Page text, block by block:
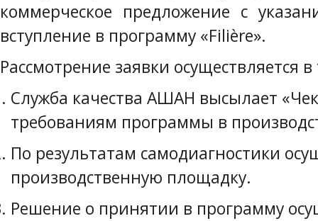
коммерческое предложение с
вступление в программу «Filière».
Рассмотрение заявки осуществляется
Служба качества АШАН высылает
требованиям программы в
По результатам самодиагностики
производственную площадку.
Решение о принятии в программу